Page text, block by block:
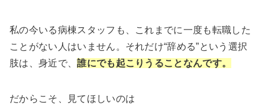
私の今いる病棟スタッフも、これまでに一度も転職した
ことがない人はいません。それだけ“辞める”という選択
肢は、身近で、誰にでも起こりうることなんです。
だからこそ、見てほしいのは